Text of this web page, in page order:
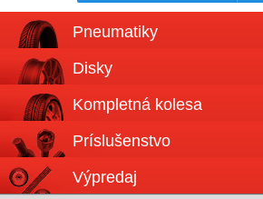
Pneumatiky
Disky
Kompletná kolesa
Príslušenstvo
Výpredaj